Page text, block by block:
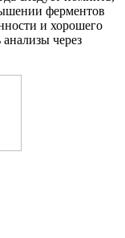
ферментов
и хорошего
анализы через